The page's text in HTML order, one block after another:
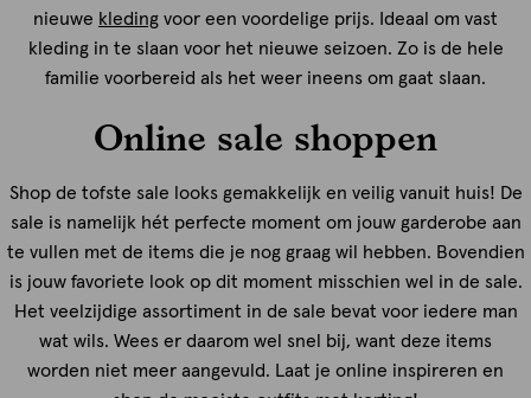
nieuwe kleding voor een voordelige prijs. Ideaal om vast
kleding in te slaan voor het nieuwe seizoen. Zo is de hele
familie voorbereid als het weer ineens om gaat slaan.
Online sale shoppen
Shop de tofste sale looks gemakkelijk en veilig vanuit huis! De
sale is namelijk hét perfecte moment om jouw garderobe aan
te vullen met de items die je nog graag wil hebben. Bovendien
is jouw favoriete look op dit moment misschien wel in de sale.
Het veelzijdige assortiment in de sale bevat voor iedere man
wat wils. Wees er daarom wel snel bij, want deze items
worden niet meer aangevuld. Laat je online inspireren en